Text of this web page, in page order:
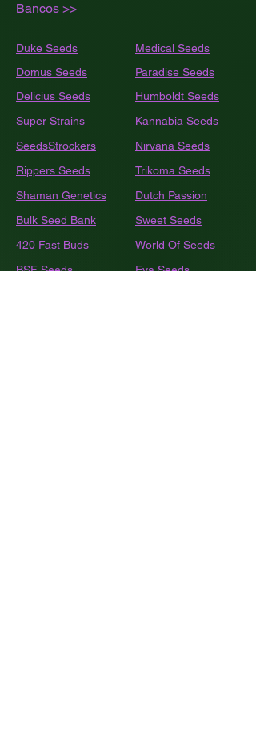
Bancos >>
Duke Seeds
Medical Seeds
Domus Seeds
Paradise Seeds
Delicius Seeds
Humboldt Seeds
Kannabia Seeds
Super Strains
Nirvana Seeds
SeedsStrockers
Rippers Seeds
Trikoma Seeds
Shaman Genetics
Dutch Passion
Bulk Seed Bank
Sweet Seeds
420 Fast Buds
World Of Seeds
BSF Seeds
Eva Seeds